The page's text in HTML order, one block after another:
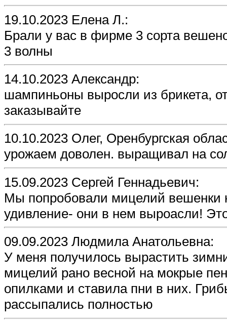
19.10.2023 Елена Л.:
Брали у вас в фирме 3 сорта
3 волны
14.10.2023 Александр:
шампиньоны выросли из брикета,
заказывайте
10.10.2023 Олег, Оренбургская
урожаем доволен. выращивал на
15.09.2023 Сергей Геннадьевич:
Мы попробовали мицелий вешенки
удивление- они в нем выроасли!
09.09.2023 Людмила Анатольевна:
У меня получилось вырастить
мицелий рано весной на мокрые
опилками и ставила пни в них.
рассыпались полностью